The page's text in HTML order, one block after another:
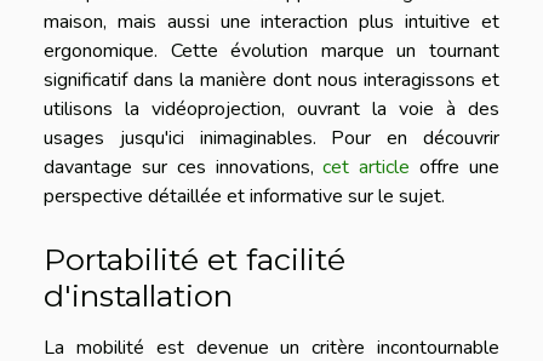
maison, mais aussi une interaction plus intuitive et
ergonomique. Cette évolution marque un tournant
significatif dans la manière dont nous interagissons et
utilisons la vidéoprojection, ouvrant la voie à des
usages jusqu'ici inimaginables. Pour en découvrir
davantage sur ces innovations,cet article offre une
perspective détaillée et informative sur le sujet.
Portabilité et facilité
d'installation
La mobilité est devenue un critère incontournable